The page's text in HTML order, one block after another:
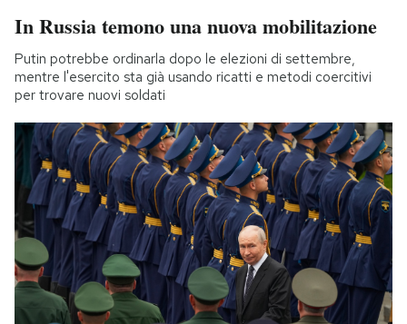
In Russia temono una nuova mobilitazione
Putin potrebbe ordinarla dopo le elezioni di settembre,
mentre l'esercito sta già usando ricatti e metodi coercitivi
per trovare nuovi soldati